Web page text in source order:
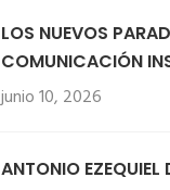
LOS NUEVOS
COMUNICACIÓN
junio 10, 2026
ANTONIO EZEQUIEL